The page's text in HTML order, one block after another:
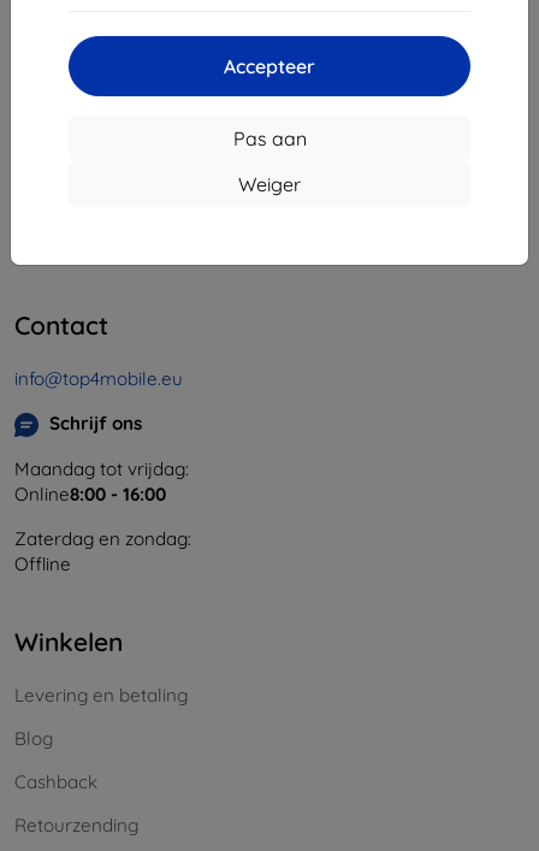
Accepteer
Pas aan
Weiger
Ulica Rudolfa Mocka 3750/2A
Contact
info@top4mobile.eu
Schrijf ons
Maandag tot vrijdag:
Online8:00 - 16:00
Zaterdag en zondag:
Offline
Winkelen
Levering en betaling
Blog
Cashback
Retourzending